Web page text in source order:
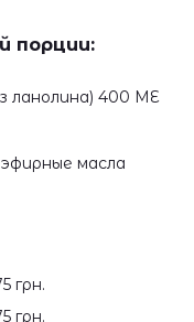
порции:
ланолина) 400 МЕ
масла
грн.
грн.